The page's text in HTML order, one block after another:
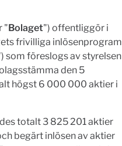
"Bolaget") offentliggör i
frivilliga inlösenprogram
som föreslogs av styrelsen
den 5
högst 6 000 000 aktier i
totalt 3 825 201 aktier
begärt inlösen av aktier